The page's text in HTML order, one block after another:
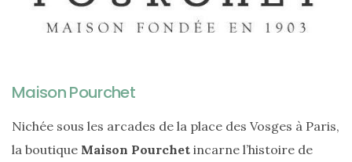
Les
belles
marques
de
Maison Pourchet
Nichée sous les arcades de la place des Vosges à Paris,
la boutique Maison Pourchet incarne l’histoire de